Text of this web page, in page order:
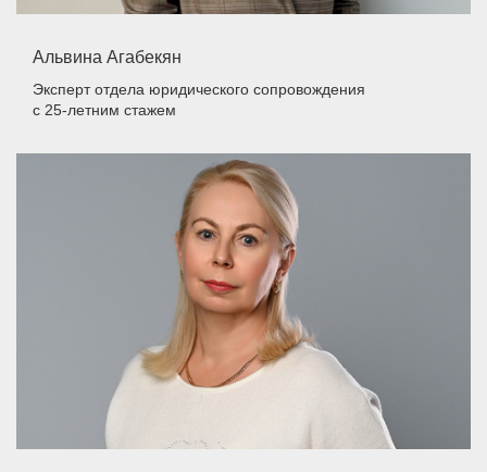
Альвина Агабекян
Эксперт отдела юридического сопровождения
с 25-летним стажем